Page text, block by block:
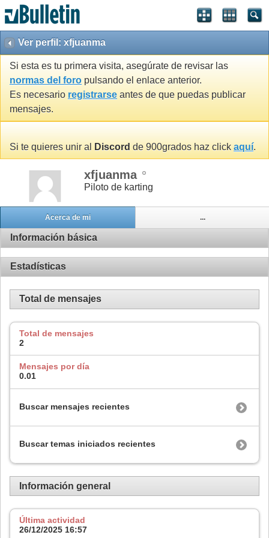
Ver perfil: xfjuanma
Si esta es tu primera visita, asegúrate de revisar las
normas del foro pulsando el enlace anterior.
Es necesario registrarse antes de que puedas publicar
mensajes.
Si te quieres unir al Discord de 900grados haz click aquí.
xfjuanma
Piloto de karting
Acerca de mi ...
Información básica
Estadísticas
Total de mensajes
Total de mensajes
2
Mensajes por día
0.01
Buscar mensajes recientes
Buscar temas iniciados recientes
Información general
Última actividad
26/12/2025 16:57